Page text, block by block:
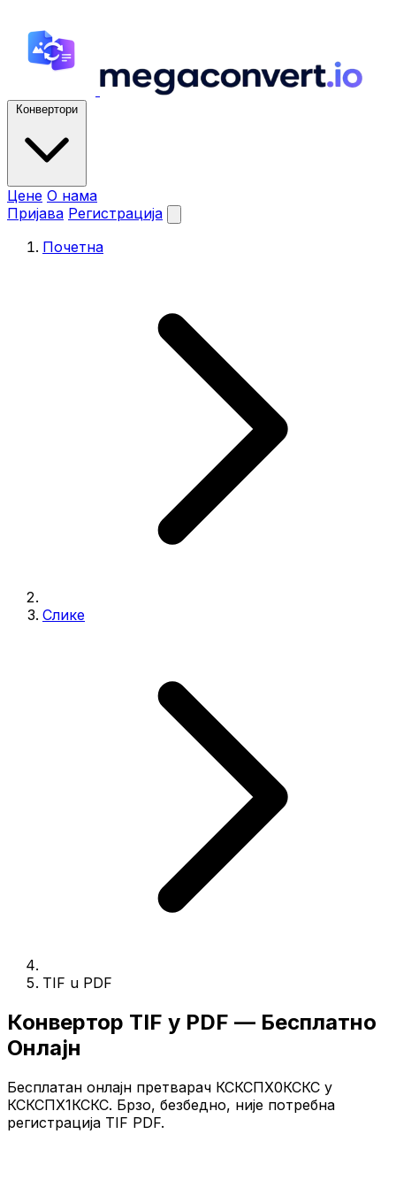
Конвертори
Цене О нама
Пријава Регистрација
Почетна
Слике
TIF u PDF
Конвертор TIF у PDF — Бесплатно
Онлајн
Бесплатан онлајн претварач КСКСПХ0КСКС у
КСКСПХ1КСКС. Брзо, безбедно, није потребна
регистрација TIF PDF.